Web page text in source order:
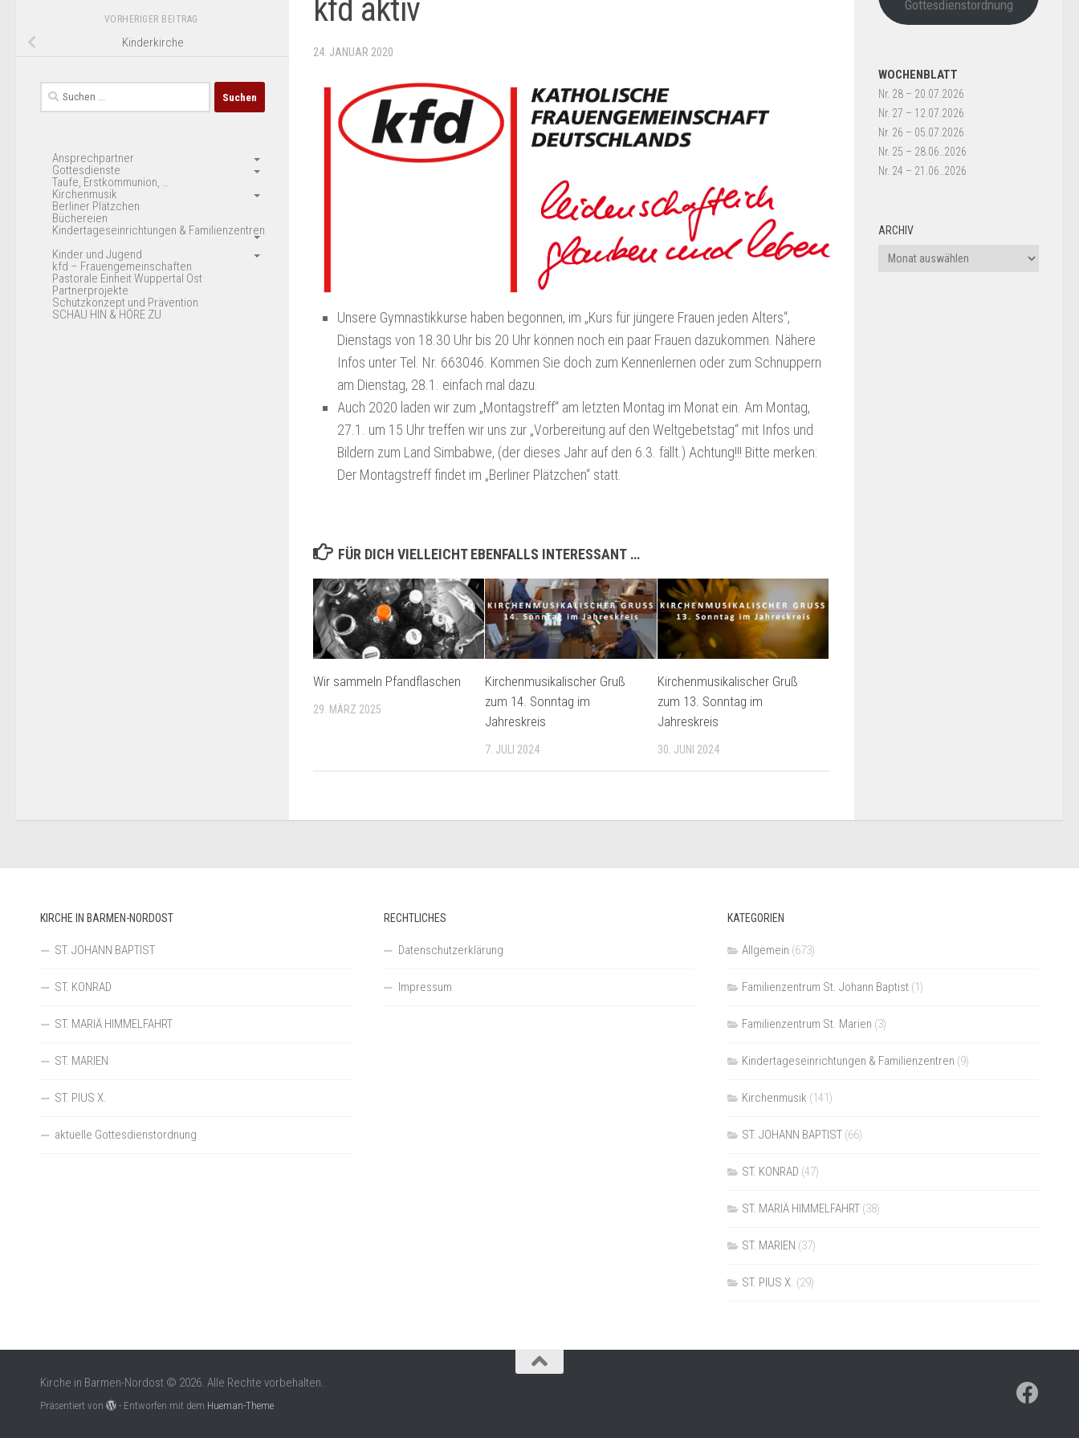
kfd aktiv
24. JANUAR 2020
Unsere Gymnastikkurse haben begonnen, im „Kurs für jüngere Frauen jeden Alters“,
Dienstags von 18.30 Uhr bis 20 Uhr können noch ein paar Frauen dazukommen. Nähere
Infos unter Tel. Nr. 663046. Kommen Sie doch zum Kennenlernen oder zum Schnuppern
am Dienstag, 28.1. einfach mal dazu.
Auch 2020 laden wir zum „Montagstreff“ am letzten Montag im Monat ein. Am Montag,
27.1. um 15 Uhr treffen wir uns zur „Vorbereitung auf den Weltgebetstag“ mit Infos und
Bildern zum Land Simbabwe, (der dieses Jahr auf den 6.3. fällt.) Achtung!!! Bitte merken:
Der Montagstreff findet im „Berliner Plätzchen“ statt.
FÜR DICH VIELLEICHT EBENFALLS INTERESSANT …
Wir sammeln Pfandflaschen
29. MÄRZ 2025
Kirchenmusikalischer Gruß
zum 14. Sonntag im
Jahreskreis
7. JULI 2024
Kirchenmusikalischer Gruß
zum 13. Sonntag im
Jahreskreis
30. JUNI 2024
VORHERIGER BEITRAG
Kinderkirche
Suchen
nach:
Ansprechpartner
Gottesdienste
Taufe, Erstkommunion, …
Kirchenmusik
Berliner Plätzchen
Büchereien
Kindertageseinrichtungen & Familienzentren
Kinder und Jugend
kfd – Frauengemeinschaften
Pastorale Einheit Wuppertal Ost
Partnerprojekte
Schutzkonzept und Prävention
SCHAU HIN & HÖRE ZU
Gottesdienstordnung
WOCHENBLATT
Nr. 28 – 20.07.2026
Nr. 27 – 12.07.2026
Nr. 26 – 05.07.2026
Nr. 25 – 28.06..2026
Nr. 24 – 21.06..2026
ARCHIV
Archiv
KIRCHE IN BARMEN-NORDOST
ST. JOHANN BAPTIST
ST. KONRAD
ST. MARIÄ HIMMELFAHRT
ST. MARIEN
ST. PIUS X.
aktuelle Gottesdienstordnung
RECHTLICHES
Datenschutzerklärung
Impressum
KATEGORIEN
Allgemein (673)
Familienzentrum St. Johann Baptist(1)
Familienzentrum St. Marien (3)
Kindertageseinrichtungen & Familienzentren (9)
Kirchenmusik (141)
ST. JOHANN BAPTIST(66)
ST. KONRAD (47)
ST. MARIÄ HIMMELFAHRT(38)
ST. MARIEN (37)
ST. PIUS X. (29)
Kirche in Barmen-Nordost © 2026. Alle Rechte vorbehalten.
Präsentiert von - Entworfen mit dem Hueman-Theme